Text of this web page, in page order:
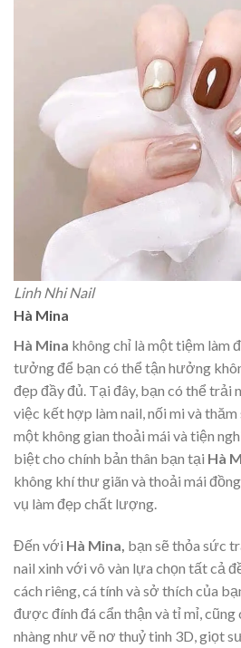
Linh Nhi Nail
Hà Mina
Hà Mina không chỉ là một tiệm làm
tưởng để bạn có thể tận hưởng
đẹp đầy đủ. Tại đây, bạn có thể trải
việc kết hợp làm nail, nối mi và
một không gian thoải mái và tiện
biệt cho chính bản thân bạn tại Hà
không khí thư giãn và thoải mái
vụ làm đẹp chất lượng.
Đến với Hà Mina, bạn sẽ thỏa sức
nail xinh với vô vàn lựa chọn tất cả
cách riêng, cá tính và sở thích của
được đính đá cẩn thận và tỉ mỉ, cũng
nhàng như vẽ nơ thuỷ tinh 3D, giọt